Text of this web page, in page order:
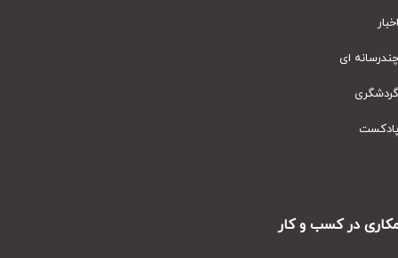
ای
در کسب و کار